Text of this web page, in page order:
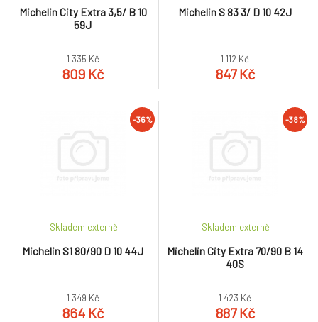
Michelin City Extra 3,5/ B 10
59J
1 335 Kč
809 Kč
Michelin S 83 3/ D 10 42J
1 112 Kč
847 Kč
-36%
Michelin S1 80/90 D 10 44J
Skladem externě
1 349 Kč
864 Kč
-38%
Michelin City Extra 70/90 B 14
40S
Skladem externě
1 423 Kč
887 Kč